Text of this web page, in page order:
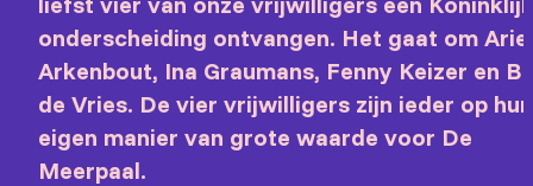
onderscheiding ontvangen. Het gaat om Arie
Arkenbout, Ina Graumans, Fenny Keizer en
de Vries. De vier vrijwilligers zijn ieder op hun
eigen manier van grote waarde voor De
Meerpaal.